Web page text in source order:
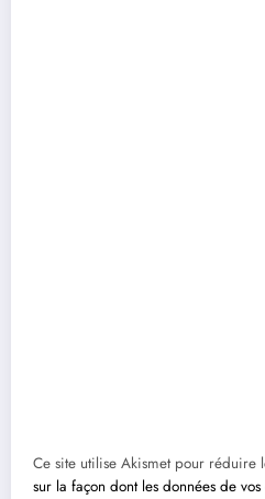
Ce site utilise Akismet pour réduire
sur la façon dont les données de